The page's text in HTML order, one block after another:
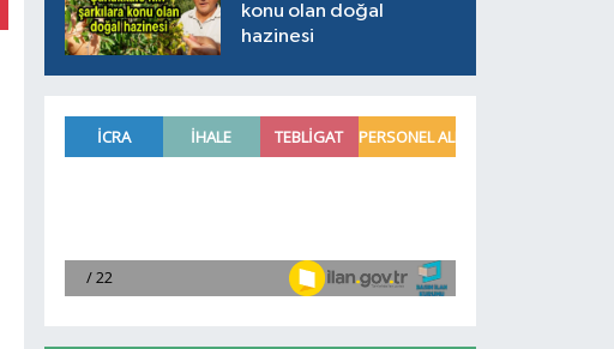
konu olan doğal
hazinesi